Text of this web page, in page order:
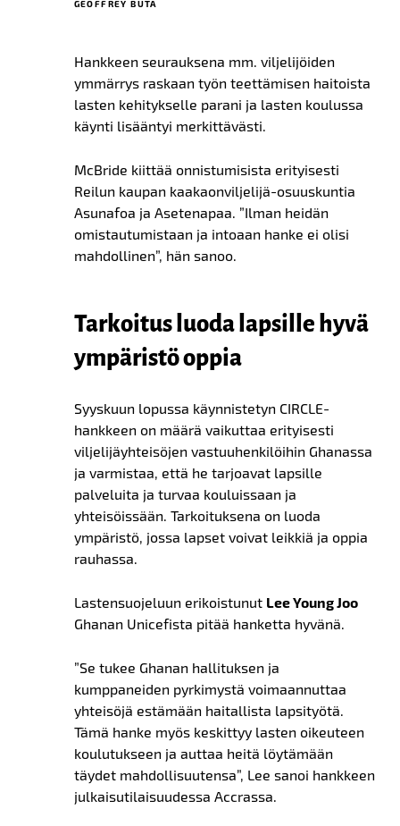
GEOFFREY BUTA
Hankkeen seurauksena mm. viljelijöiden
ymmärrys raskaan työn teettämisen haitoista
lasten kehitykselle parani ja lasten koulussa
käynti lisääntyi merkittävästi.
McBride kiittää onnistumisista erityisesti
Reilun kaupan kaakaonviljelijä-osuuskuntia
Asunafoa ja Asetenapaa. ”Ilman heidän
omistautumistaan ja intoaan hanke ei olisi
mahdollinen”, hän sanoo.
Tarkoitus luoda lapsille hyvä
ympäristö oppia
Syyskuun lopussa käynnistetyn CIRCLE-
hankkeen on määrä vaikuttaa erityisesti
viljelijäyhteisöjen vastuuhenkilöihin Ghanassa
ja varmistaa, että he tarjoavat lapsille
palveluita ja turvaa kouluissaan ja
yhteisöissään. Tarkoituksena on luoda
ympäristö, jossa lapset voivat leikkiä ja oppia
rauhassa.
Lastensuojeluun erikoistunut Lee Young Joo
Ghanan Unicefista pitää hanketta hyvänä.
”Se tukee Ghanan hallituksen ja
kumppaneiden pyrkimystä voimaannuttaa
yhteisöjä estämään haitallista lapsityötä.
Tämä hanke myös keskittyy lasten oikeuteen
koulutukseen ja auttaa heitä löytämään
täydet mahdollisuutensa”, Lee sanoi hankkeen
julkaisutilaisuudessa Accrassa.